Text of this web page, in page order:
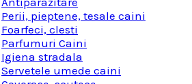
Perii, pieptene, tesale caini
Foarfeci, clesti
Parfumuri Caini
Igiena stradala
Servetele umede caini